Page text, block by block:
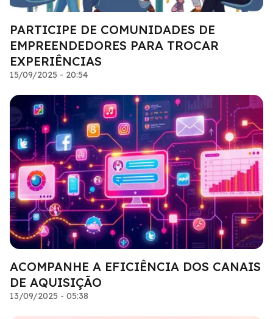
PARTICIPE DE COMUNIDADES DE
EMPREENDEDORES PARA TROCAR
EXPERIÊNCIAS
15/09/2025 - 20:54
ACOMPANHE A EFICIÊNCIA DOS CANAIS
DE AQUISIÇÃO
13/09/2025 - 05:38